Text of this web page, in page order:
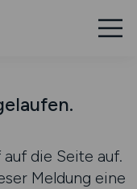
die Seite auf.
Meldung eine